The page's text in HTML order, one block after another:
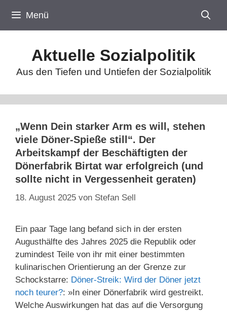
Inhalt
springen
Menü
Aktuelle Sozialpolitik
Aus den Tiefen und Untiefen der Sozialpolitik
„Wenn Dein starker Arm es will, stehen
viele Döner-Spieße still“. Der
Arbeitskampf der Beschäftigten der
Dönerfabrik Birtat war erfolgreich (und
sollte nicht in Vergessenheit geraten)
18. August 2025 von Stefan Sell
Ein paar Tage lang befand sich in der ersten
Augusthälfte des Jahres 2025 die Republik oder
zumindest Teile von ihr mit einer bestimmten
kulinarischen Orientierung an der Grenze zur
Schockstarre: Döner-Streik: Wird der Döner jetzt
noch teurer?: »In einer Dönerfabrik wird gestreikt.
Welche Auswirkungen hat das auf die Versorgung